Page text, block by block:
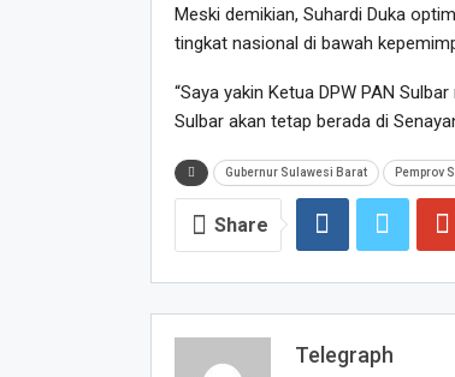
Meski demikian, Suhardi Duka
tingkat nasional di bawah
“Saya yakin Ketua DPW PAN
Sulbar akan tetap berada di
Gubernur Sulawesi Barat Pemprov
Share
Telegraph